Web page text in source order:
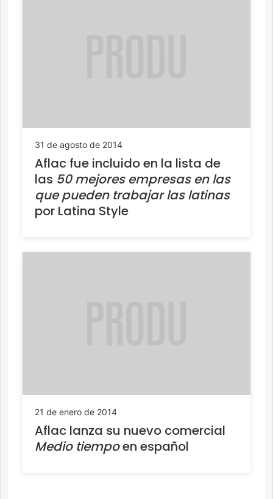
31 de agosto de 2014
Aflac fue incluido en la lista de
las 50 mejores empresas en las
que pueden trabajar las latinas
por Latina Style
21 de enero de 2014
Aflac lanza su nuevo comercial
Medio tiempoen español